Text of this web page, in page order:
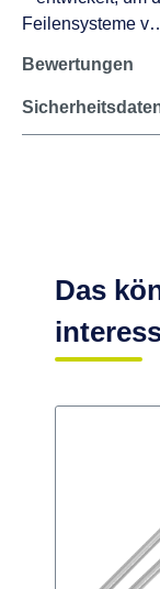
Feilensysteme
Bewertungen
Das